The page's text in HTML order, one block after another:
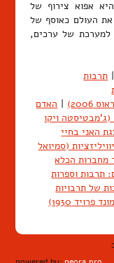
אפוא צירוף של
את העולם כאוסף של
למערכת של ערכים,
| תרבות
| האדם
ויקו
האני בחיי
(סמיואל
מחברות הכלא
תרבות וספרות
של תרבויות
1930)